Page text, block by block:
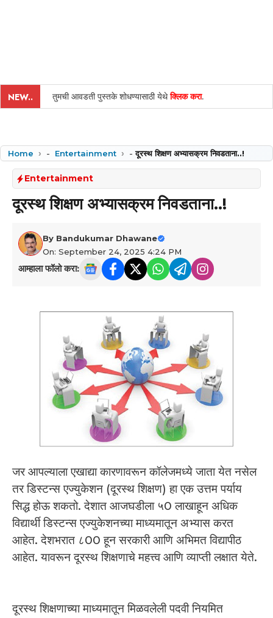
NEW.. तुमची आवडती पुस्तके शोधण्यासाठी येथेक्लिक करा.
Home - Entertainment -दूरस्थ शिक्षण अभ्यासक्रम निवडताना..!
Entertainment
दूरस्थ शिक्षण अभ्यासक्रम निवडताना..!
By Bandukumar Dhawane
On: September 24, 2025 4:24 PM
आम्हाला फॉलो करा:
जर आपल्याला एखाद्या कारणावरून कॉलेजमध्ये जाता येत नसेल
तर डिस्टन्स एज्युकेशन (दूरस्थ शिक्षण) हा एक उत्तम पर्याय
सिद्ध होऊ शकतो. देशात आजघडीला ५0 लाखाहून अधिक
विद्यार्थी डिस्टन्स एज्युकेशनच्या माध्यमातून अभ्यास करत
आहेत. देशभरात ८00 हून सरकारी आणि अभिमत विद्यापीठ
आहेत. यावरून दूरस्थ शिक्षणाचे महत्त्व आणि व्याप्ती लक्षात येते.
दूरस्थ शिक्षणाच्या माध्यमातून मिळवलेली पदवी नियमित